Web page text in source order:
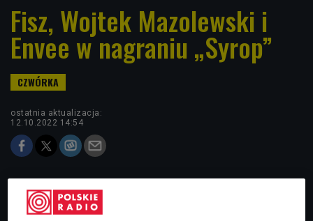
Fisz, Wojtek Mazolewski i
Envee w nagraniu „Syrop”
ostatnia aktualizacja:
12.10.2022 14:54
Obserwuj nas na
Google News